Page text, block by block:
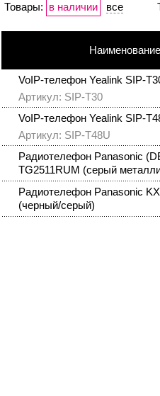
Товары: в наличии все
Наименование
VoIP-телефон Yealink SIP-
Артикул: SIP-T30
VoIP-телефон Yealink SIP-
Артикул: SIP-T48U
Радиотелефон Panasonic
TG2511RUM (серый
Радиотелефон Panasonic
(черный/серый)